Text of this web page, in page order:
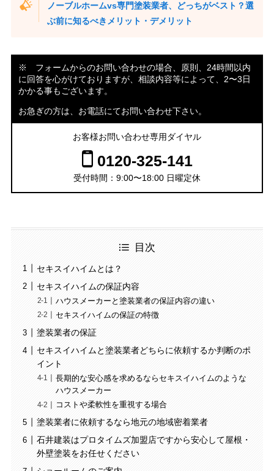
ノーブルホームvs専門塗装業者、どっちがベスト？選
ぶ前に知るべきメリット・デメリット
※ フォームからのお問い合わせの場合、原則、24時間以内
に回答を心がけておりますが、相談内容等によって、2〜3日
かかる事もございます。
お急ぎの方は、お電話にてお問い合わせ下さい。
お客様お問い合わせ専用ダイヤル
0120-325-141
受付時間：9:00〜18:00 日曜定休
目次
セキスイハイムとは？
セキスイハイムの保証内容
ハウスメーカーと塗装業者の保証内容の違い
セキスイハイムの保証の特徴
塗装業者の保証
セキスイハイムと塗装業者どちらに依頼するか判断のポ
イント
長期的な安心感を求めるならセキスイハイムのような
ハウスメーカー
コストや柔軟性を重視する場合
塗装業者に依頼するなら地元の地域密着業者
石井建装はプロタイムズ加盟店ですから安心して屋根・
外壁塗装をお任せください